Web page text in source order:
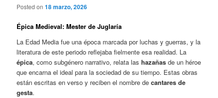
Posted on18 marzo, 2026
Épica Medieval: Mester de Juglaría
La Edad Media fue una época marcada por luchas y guerras, y la
literatura de este periodo reflejaba fielmente esa realidad. La
épica, como subgénero narrativo, relata lashazañas de un héroe
que encarna el ideal para la sociedad de su tiempo. Estas obras
están escritas en verso y reciben el nombre decantares de
gesta.